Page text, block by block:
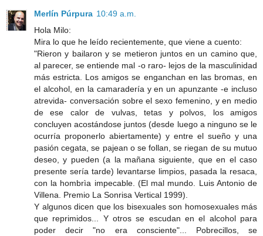
Merlín Púrpura 10:49 a.m.
Hola Milo:
Mira lo que he leído recientemente, que viene a cuento:
"Rieron y bailaron y se metieron juntos en un camino que,
al parecer, se entiende mal -o raro- lejos de la masculinidad
más estricta. Los amigos se enganchan en las bromas, en
el alcohol, en la camaradería y en un apunzante -e incluso
atrevida- conversación sobre el sexo femenino, y en medio
de ese calor de vulvas, tetas y polvos, los amigos
concluyen acostándose juntos (desde luego a ninguno se le
ocurría proponerlo abiertamente) y entre el sueño y una
pasión cegata, se pajean o se follan, se riegan de su mutuo
deseo, y pueden (a la mañana siguiente, que en el caso
presente sería tarde) levantarse limpios, pasada la resaca,
con la hombrìa impecable. (El mal mundo. Luis Antonio de
Villena. Premio La Sonrisa Vertical 1999).
Y algunos dicen que los bisexuales son homosexuales más
que reprimidos... Y otros se escudan en el alcohol para
poder decir "no era consciente"... Pobrecillos, se